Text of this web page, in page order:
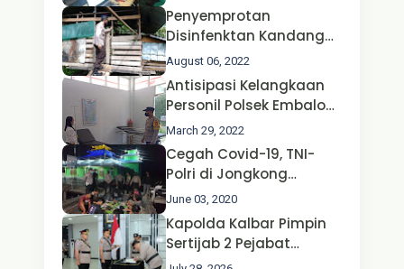
Penyemprotan
Disinfenktan Kandang
Ternak Kambing warga
Oleh Satgas Ops Aman
Nusa II Polda Kalbar*
August 06, 2022
Antisipasi Kelangkaan
Personil Polsek Embaloh
Hulu Gencar Lakukan
Pengecekan Oksigen
March 29, 2022
Cegah Covid-19, TNI-
Polri di Jongkong
Himbau Masyarakat
Jangan Kumpul Hinga
Larut Malam.
June 03, 2020
Kapolda Kalbar Pimpin
Sertijab 2 Pejabat
Utama dan 7 Kapolres,